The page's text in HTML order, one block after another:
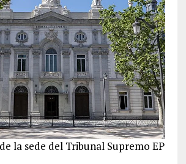
la sede del Tribunal Supremo EP